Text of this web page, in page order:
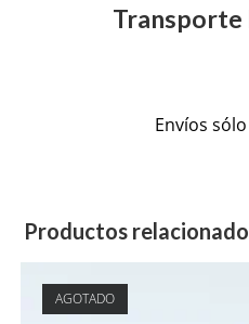
Envíos
Productos
AGOTADO